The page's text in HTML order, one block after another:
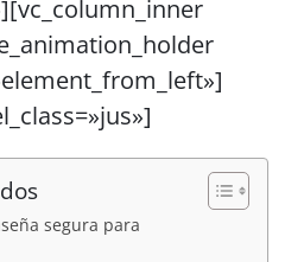
segura para